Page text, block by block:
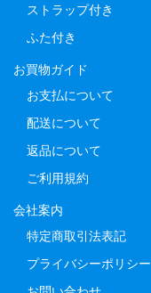
ストラップ付き
ふた付き
お買物ガイド
お支払について
配送について
返品について
ご利用規約
会社案内
特定商取引法表記
プライバシーポリシー